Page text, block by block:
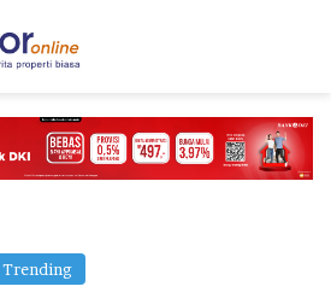
Trending